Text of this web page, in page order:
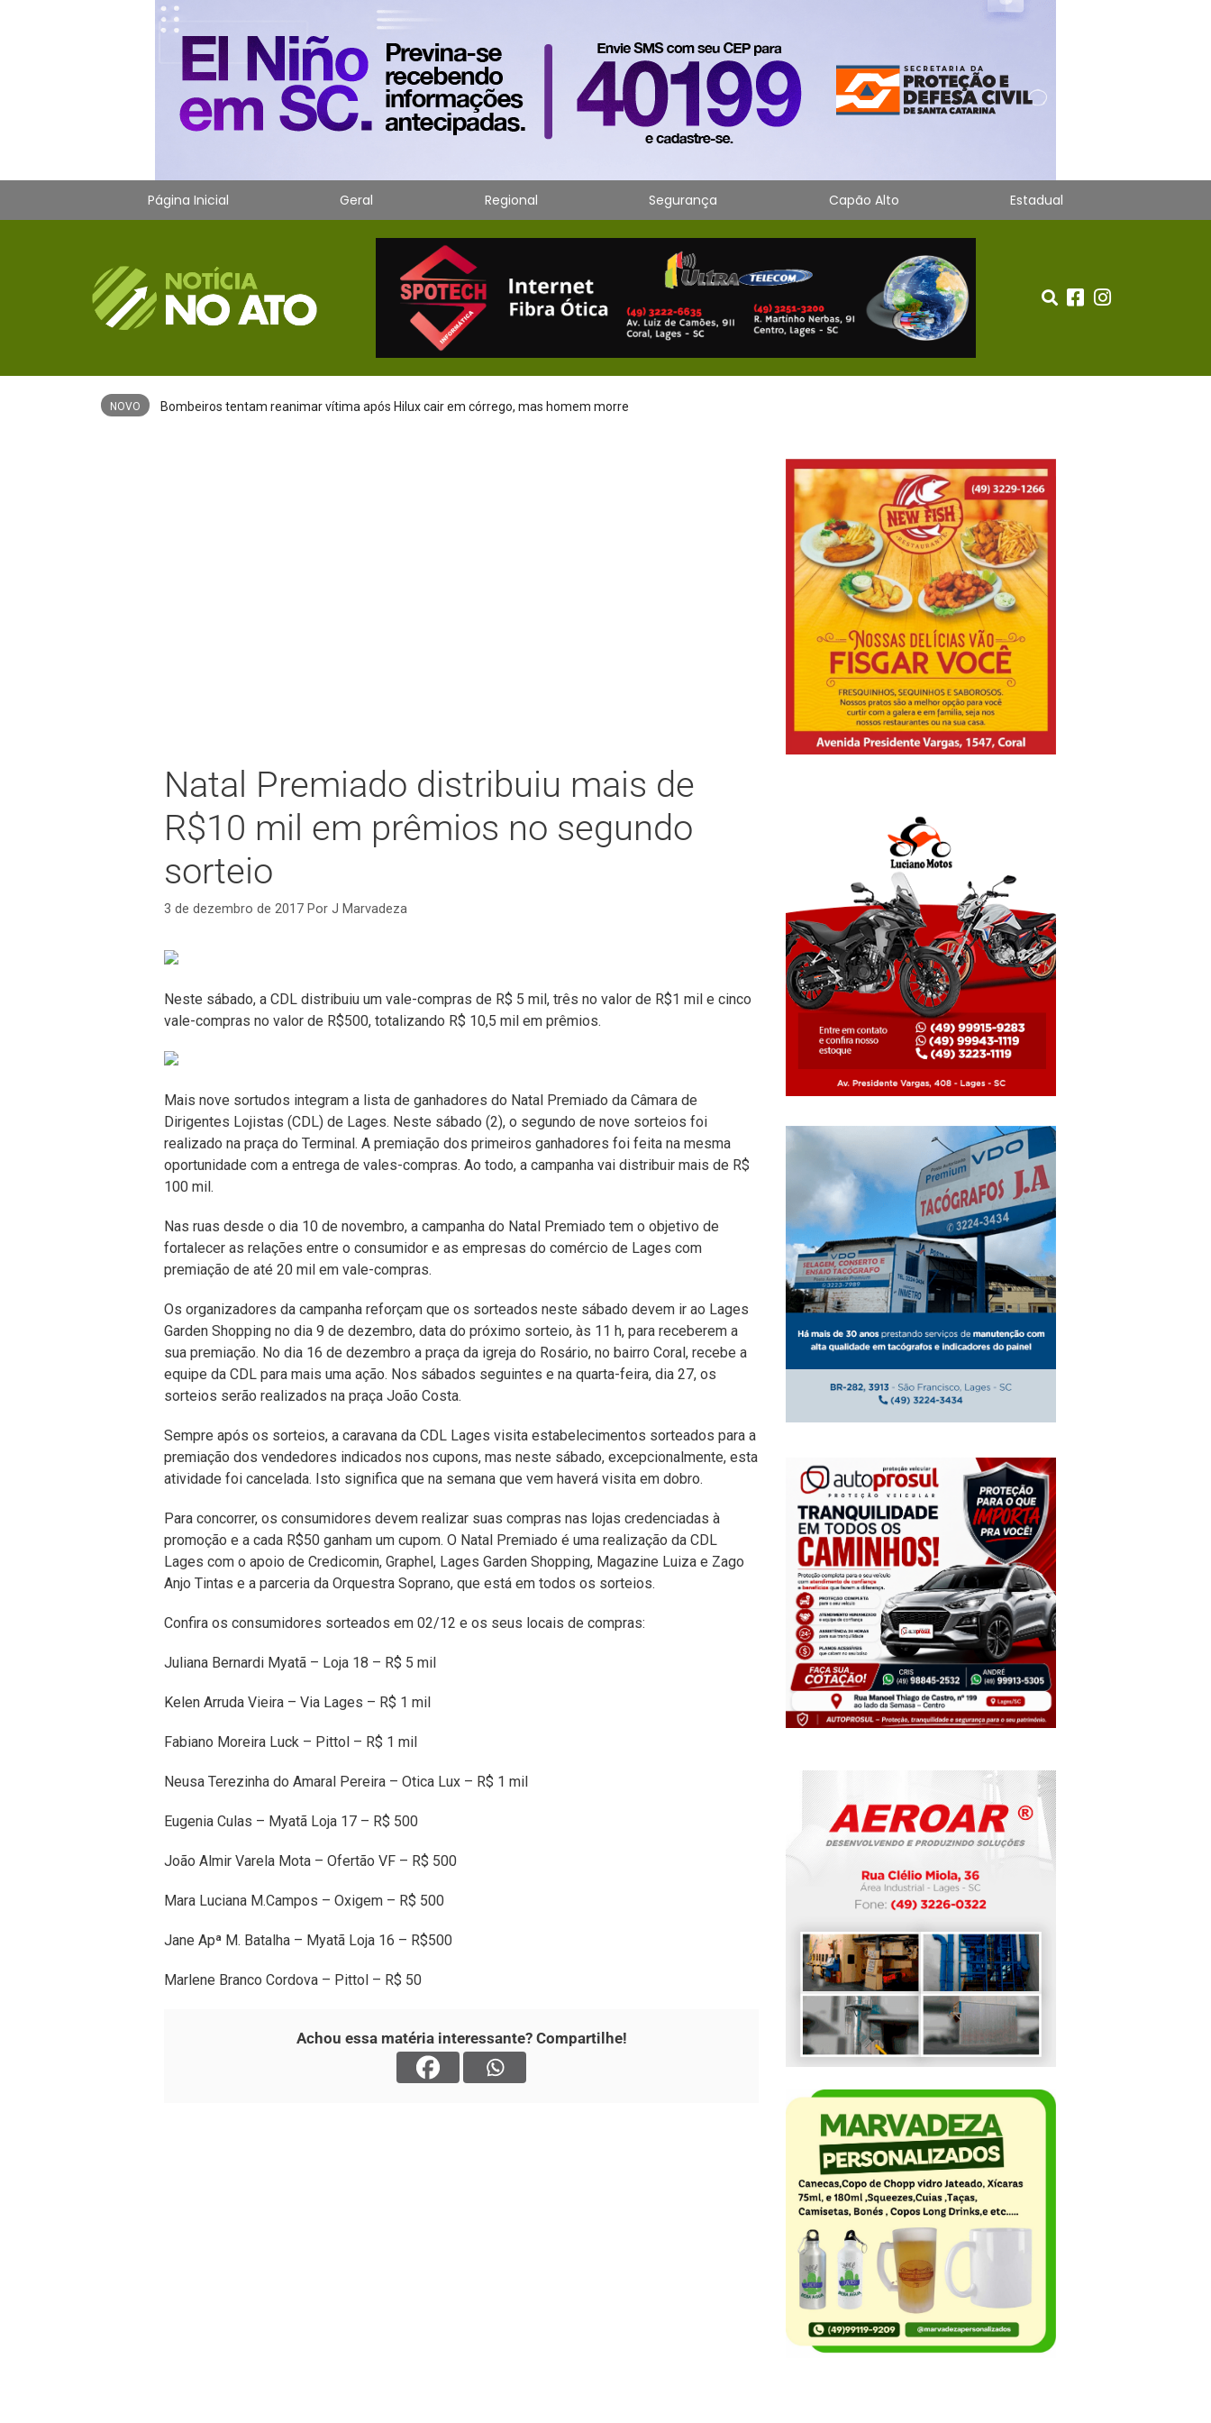
Página Inicial Geral Regional Segurança Capão Alto Estadual
NOVO
Natal Premiado distribuiu mais de
R$10 mil em prêmios no segundo
sorteio
3 de dezembro de 2017 Por J Marvadeza
Neste sábado, a CDL distribuiu um vale-compras de R$ 5 mil, três no valor de R$1 mil e cinco
vale-compras no valor de R$500, totalizando R$ 10,5 mil em prêmios.
Mais nove sortudos integram a lista de ganhadores do Natal Premiado da Câmara de
Dirigentes Lojistas (CDL) de Lages. Neste sábado (2), o segundo de nove sorteios foi
realizado na praça do Terminal. A premiação dos primeiros ganhadores foi feita na mesma
oportunidade com a entrega de vales-compras. Ao todo, a campanha vai distribuir mais de R$
100 mil.
Nas ruas desde o dia 10 de novembro, a campanha do Natal Premiado tem o objetivo de
fortalecer as relações entre o consumidor e as empresas do comércio de Lages com
premiação de até 20 mil em vale-compras.
Os organizadores da campanha reforçam que os sorteados neste sábado devem ir ao Lages
Garden Shopping no dia 9 de dezembro, data do próximo sorteio, às 11 h, para receberem a
sua premiação. No dia 16 de dezembro a praça da igreja do Rosário, no bairro Coral, recebe a
equipe da CDL para mais uma ação. Nos sábados seguintes e na quarta-feira, dia 27, os
sorteios serão realizados na praça João Costa.
Sempre após os sorteios, a caravana da CDL Lages visita estabelecimentos sorteados para a
premiação dos vendedores indicados nos cupons, mas neste sábado, excepcionalmente, esta
atividade foi cancelada. Isto significa que na semana que vem haverá visita em dobro.
Para concorrer, os consumidores devem realizar suas compras nas lojas credenciadas à
promoção e a cada R$50 ganham um cupom. O Natal Premiado é uma realização da CDL
Lages com o apoio de Credicomin, Graphel, Lages Garden Shopping, Magazine Luiza e Zago
Anjo Tintas e a parceria da Orquestra Soprano, que está em todos os sorteios.
Confira os consumidores sorteados em 02/12 e os seus locais de compras:
Juliana Bernardi Myatã – Loja 18 – R$ 5 mil
Kelen Arruda Vieira – Via Lages – R$ 1 mil
Fabiano Moreira Luck – Pittol – R$ 1 mil
Neusa Terezinha do Amaral Pereira – Otica Lux – R$ 1 mil
Eugenia Culas – Myatã Loja 17 – R$ 500
João Almir Varela Mota – Ofertão VF – R$ 500
Mara Luciana M.Campos – Oxigem – R$ 500
Jane Apª M. Batalha – Myatã Loja 16 – R$500
Marlene Branco Cordova – Pittol – R$ 50
Achou essa matéria interessante? Compartilhe!